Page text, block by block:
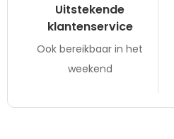
Uitstekende
klantenservice
Ook bereikbaar in het
weekend